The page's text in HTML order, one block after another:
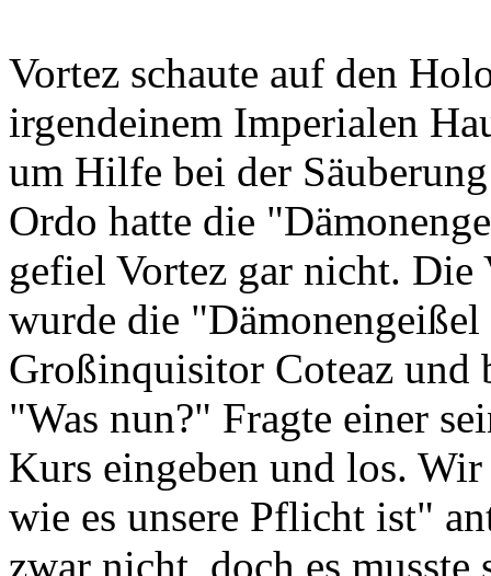
Vortez schaute auf den
irgendeinem Imperialen
um Hilfe bei der
Ordo hatte die
gefiel Vortez gar nicht.
wurde die "Dämonengeißel
Großinquisitor Coteaz und
"Was nun?" Fragte einer
Kurs eingeben und los.
wie es unsere Pflicht ist"
zwar nicht, doch es musste